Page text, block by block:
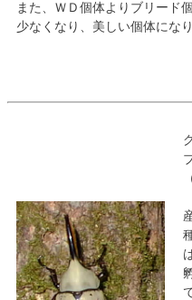
また、ＷＤ個体よりブリード
少なくなり、美しい個体になり